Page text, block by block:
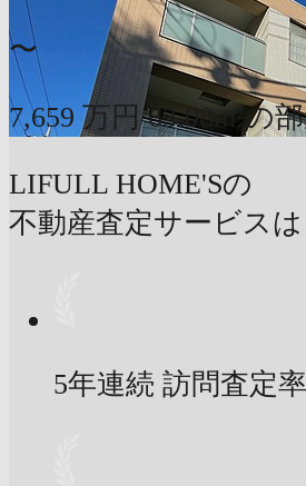
〜
7,659 万円 63.08m²の
LIFULL HOME'Sの
不動産査定サービスは
5年連続 訪問査定率